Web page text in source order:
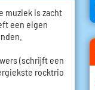
muziek is zacht
een eigen
(schrijft een
rocktrio